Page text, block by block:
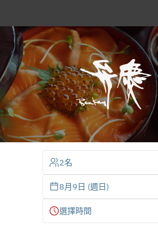
2名
8月9日 (週日)
選擇時間